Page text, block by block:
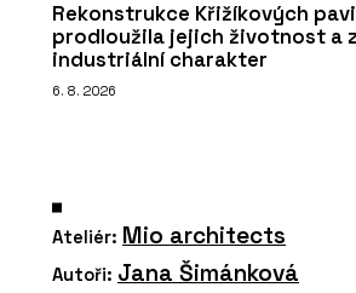
Rekonstrukce Křižíkových
prodloužila jejich životnost a
industriální charakter
6. 8. 2026
Ateliér: Mio architects
Autoři: Jana Šimánková